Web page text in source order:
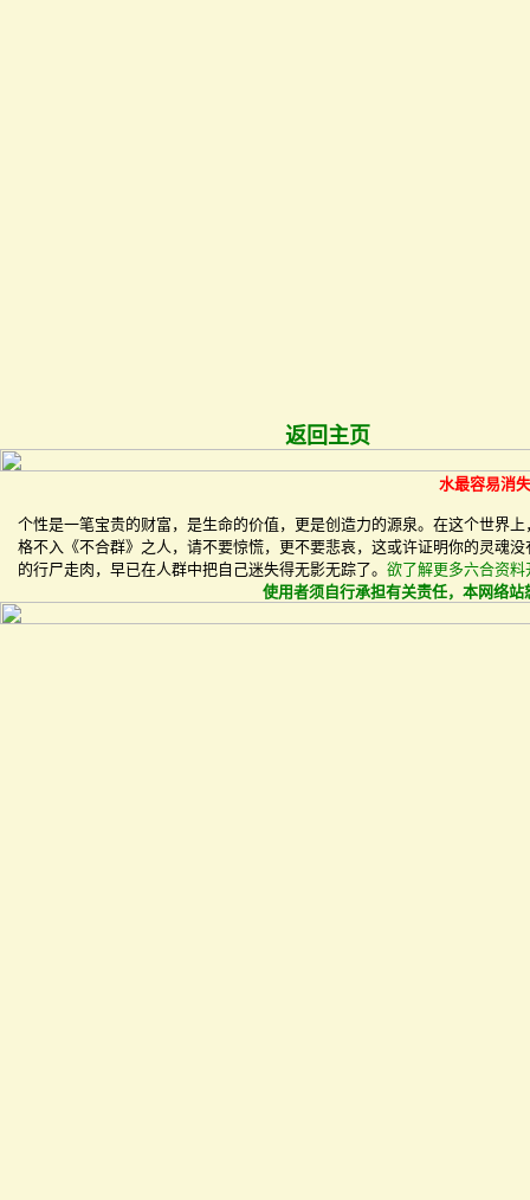
返回主页
水最容易消
个性是一笔宝贵的财富，是生命的价值，更是创造力的源泉。在这个世界
格不入《不合群》之人，请不要惊慌，更不要悲哀，这或许证明你的灵魂
的行尸走肉，早已在人群中把自己迷失得无影无踪了。欲了解更多六合资料
使用者须自行承担有关责任，本网络